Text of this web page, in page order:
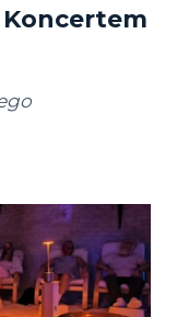
Koncertem